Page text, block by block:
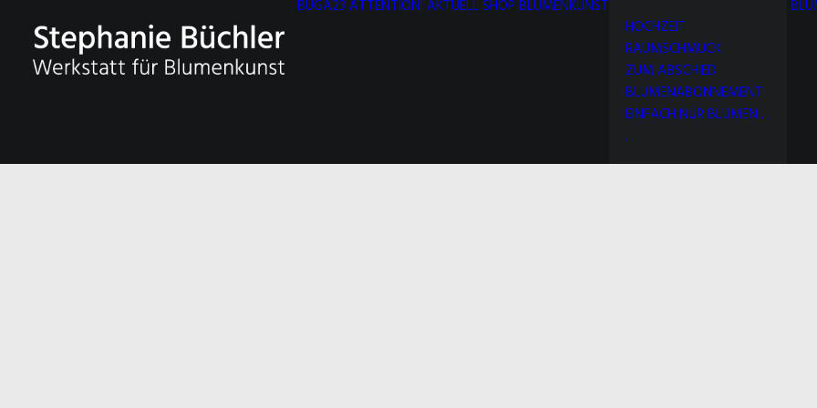
BUGA23 ATTENTION! AKTUELLSHOP BLUMENKUNST
HOCHZEIT
RAUMSCHMUCK
ZUM ABSCHIED
BLUMENABONNEMENT
EINFACH NUR BLUMEN . .
.